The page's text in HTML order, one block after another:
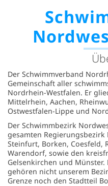
Der Schwimmverband
Gemeinschaft aller
Nordrhein-Westfalen. Er
Mittelrhein, Aachen,
Ostwestfalen-Lippe und
Der Schwimmbezirk
gesamten
Steinfurt, Borken, Coesfeld,
Warendorf, sowie den
Gelsenkirchen und
gehören nicht unserem
Grenze noch den Stadtteil